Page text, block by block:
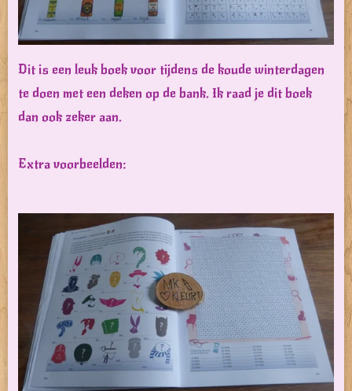
Dit is een leuk boek voor tijdens de koude winterdagen
te doen met een deken op de bank. Ik raad je dit boek
dan ook zeker aan.
Extra voorbeelden: